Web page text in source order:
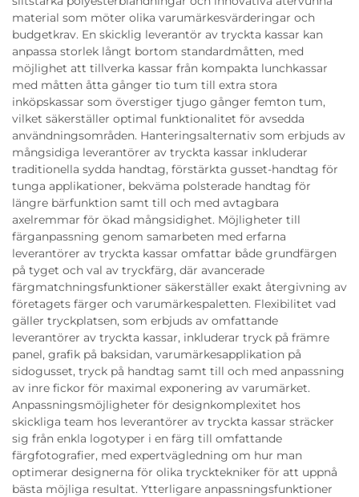
material som möter olika varumärkesvärderingar och
budgetkrav. En skicklig leverantör av tryckta kassar kan
anpassa storlek långt bortom standardmåtten, med
möjlighet att tillverka kassar från kompakta lunchkassar
med måtten åtta gånger tio tum till extra stora
inköpskassar som överstiger tjugo gånger femton tum,
vilket säkerställer optimal funktionalitet för avsedda
användningsområden. Hanteringsalternativ som erbjuds av
mångsidiga leverantörer av tryckta kassar inkluderar
traditionella sydda handtag, förstärkta gusset-handtag för
tunga applikationer, bekväma polsterade handtag för
längre bärfunktion samt till och med avtagbara
axelremmar för ökad mångsidighet. Möjligheter till
färganpassning genom samarbeten med erfarna
leverantörer av tryckta kassar omfattar både grundfärgen
på tyget och val av tryckfärg, där avancerade
färgmatchningsfunktioner säkerställer exakt återgivning av
företagets färger och varumärkespaletten. Flexibilitet vad
gäller tryckplatsen, som erbjuds av omfattande
leverantörer av tryckta kassar, inkluderar tryck på främre
panel, grafik på baksidan, varumärkesapplikation på
sidogusset, tryck på handtag samt till och med anpassning
av inre fickor för maximal exponering av varumärket.
Anpassningsmöjligheter för designkomplexitet hos
skickliga team hos leverantörer av tryckta kassar sträcker
sig från enkla logotyper i en färg till omfattande
färgfotografier, med expertvägledning om hur man
optimerar designerna för olika trycktekniker för att uppnå
bästa möjliga resultat. Ytterligare anpassningsfunktioner